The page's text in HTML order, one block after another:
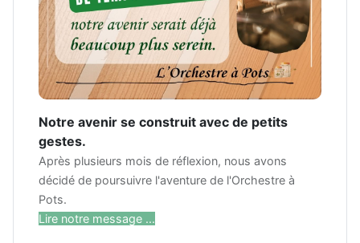
Notre avenir se construit avec de petits
gestes.
Après plusieurs mois de réflexion, nous avons
décidé de poursuivre l'aventure de l'Orchestre à
Pots.
Lire notre message ...